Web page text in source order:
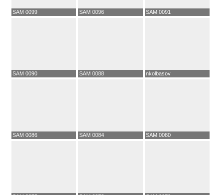
SAM 0099 SAM 0096 SAM 0091
SAM 0090 SAM 0088 nkolbasov
SAM 0086 SAM 0084 SAM 0080